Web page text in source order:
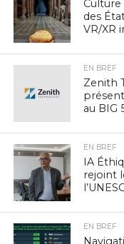
Culture
des
VR/XR
EN BREF
Zenith
au BIG
EN BREF
IA
rejoint
EN BREF